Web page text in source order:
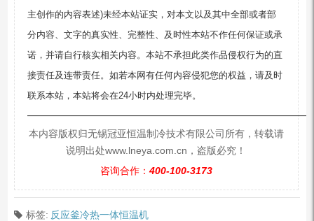
主创作的内容表述)未经本站证实，对本文以及其中全部或者部
分内容、文字的真实性、完整性、及时性本站不作任何保证或承
诺，并请自行核实相关内容。本站不承担此类作品侵权行为的直
接责任及连带责任。如若本网有任何内容侵犯您的权益，请及时
联系本站，本站将会在24小时内处理完毕。
本内容版权归无锡冠亚恒温制冷技术有限公司所有，转载请
说明出处www.lneya.com.cn，盗版必究！
咨询合作： 400-100-3173
标签: 反应釜冷热一体恒温机